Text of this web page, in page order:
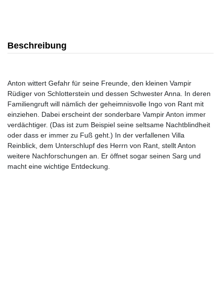
Beschreibung
Anton wittert Gefahr für seine Freunde, den kleinen Vampir
Rüdiger von Schlotterstein und dessen Schwester Anna. In deren
Familiengruft will nämlich der geheimnisvolle Ingo von Rant mit
einziehen. Dabei erscheint der sonderbare Vampir Anton immer
verdächtiger. (Das ist zum Beispiel seine seltsame Nachtblindheit
oder dass er immer zu Fuß geht.) In der verfallenen Villa
Reinblick, dem Unterschlupf des Herrn von Rant, stellt Anton
weitere Nachforschungen an. Er öffnet sogar seinen Sarg und
macht eine wichtige Entdeckung.